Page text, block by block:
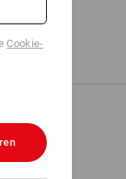
Cookie-